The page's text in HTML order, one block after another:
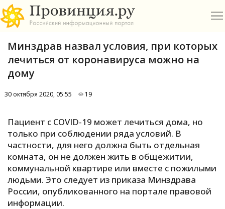
А
Б
В
П
Минздрав назвал условия, при которых
лечиться от коронавируса можно на
дому
30 октября 2020, 05:55 19
Пациент с COVID-19 может лечиться дома, но
только при соблюдении ряда условий. В
частности, для него должна быть отдельная
комната, он не должен жить в общежитии,
коммунальной квартире или вместе с пожилыми
людьми. Это следует из приказа Минздрава
России, опубликованного на портале правовой
информации.